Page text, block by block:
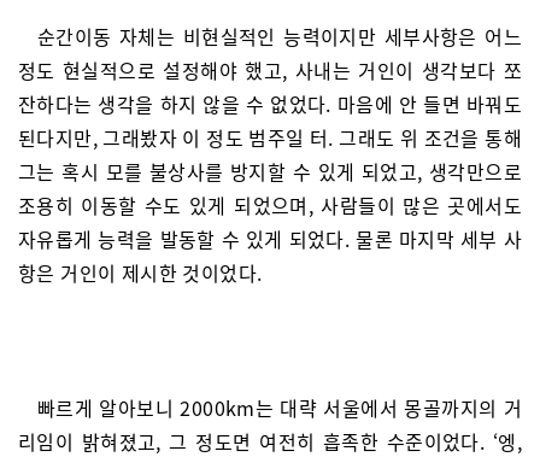
순간이동 자체는 비현실적인 능력이지만 세부사항은 어느
정도 현실적으로 설정해야 했고, 사내는 거인이 생각보다 쪼
잔하다는 생각을 하지 않을 수 없었다. 마음에 안 들면 바꿔도
된다지만, 그래봤자 이 정도 범주일 터. 그래도 위 조건을 통해
그는 혹시 모를 불상사를 방지할 수 있게 되었고, 생각만으로
조용히 이동할 수도 있게 되었으며, 사람들이 많은 곳에서도
자유롭게 능력을 발동할 수 있게 되었다. 물론 마지막 세부 사
항은 거인이 제시한 것이었다.
빠르게 알아보니 2000km는 대략 서울에서 몽골까지의 거
리임이 밝혀졌고, 그 정도면 여전히 흡족한 수준이었다. ‘엥,